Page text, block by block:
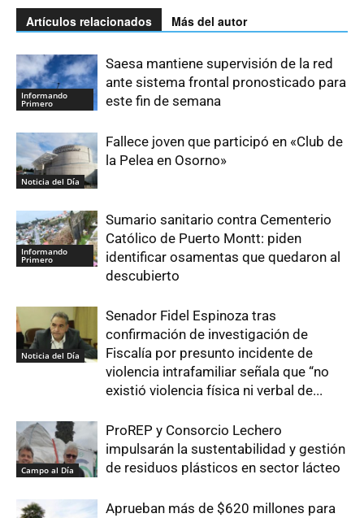
Artículos relacionados Más del autor
Informando
Primero
Saesa mantiene supervisión de la red
ante sistema frontal pronosticado para
este fin de semana
Noticia del Día
Fallece joven que participó en «Club de
la Pelea en Osorno»
Informando
Primero
Sumario sanitario contra Cementerio
Católico de Puerto Montt: piden
identificar osamentas que quedaron al
descubierto
Noticia del Día
Senador Fidel Espinoza tras
confirmación de investigación de
Fiscalía por presunto incidente de
violencia intrafamiliar señala que “no
existió violencia física ni verbal de...
Campo al Día
ProREP y Consorcio Lechero
impulsarán la sustentabilidad y gestión
de residuos plásticos en sector lácteo
Aprueban más de $620 millones para